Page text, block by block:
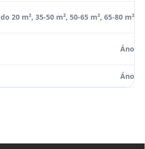
do 20 m², 35-50 m², 50-65 m², 65-80 m²
Áno
Áno